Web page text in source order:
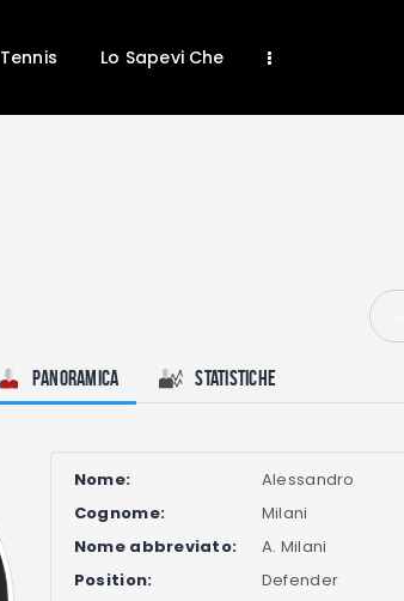
Tennis Lo Sapevi Che
Panoramica Statistiche
Nome:
Alessandro
Cognome:
Milani
Nome abbreviato:
A. Milani
Position:
Defender